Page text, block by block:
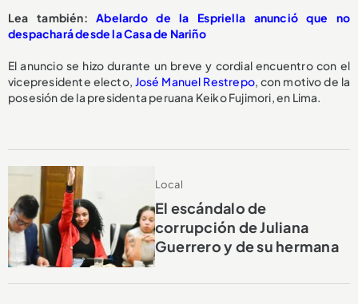
Lea también:Abelardo de la Espriella anunció que no
despachará desde la Casa de Nariño
El anuncio se hizo durante un breve y cordial encuentro con el
vicepresidente electo, José Manuel Restrepo, con motivo de la
posesión de la presidenta peruana Keiko Fujimori, en Lima.
Local
El escándalo de
corrupción de Juliana
Guerrero y de su hermana